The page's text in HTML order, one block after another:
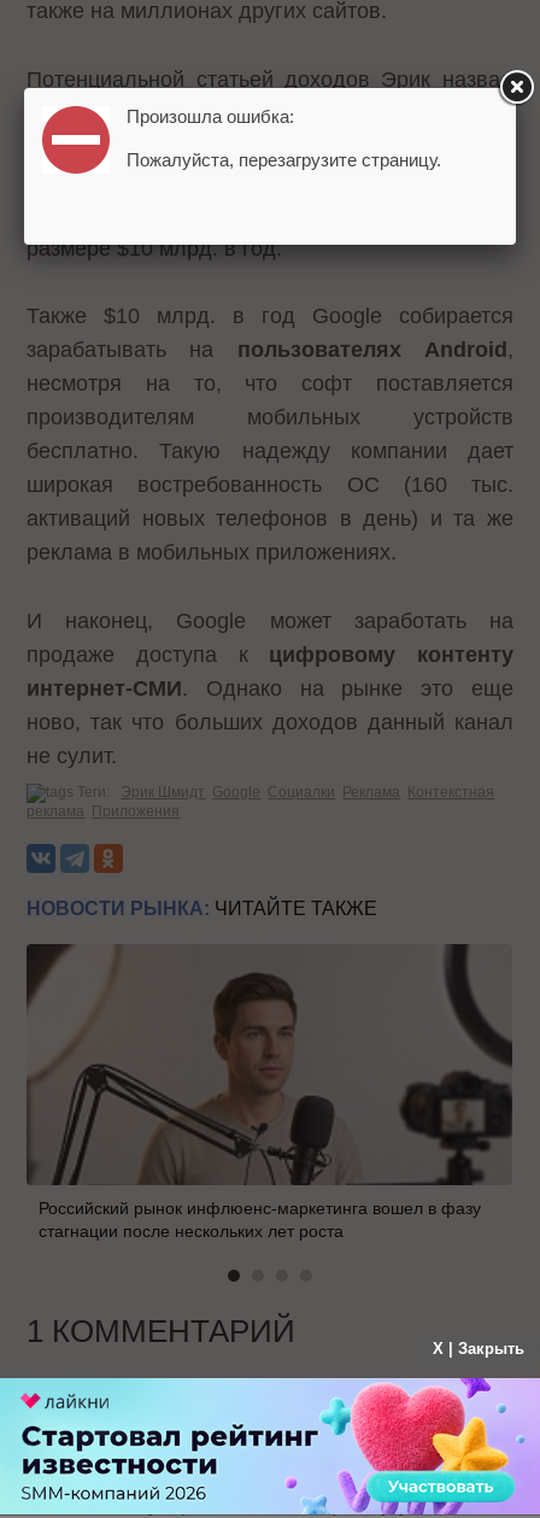
также на миллионах других сайтов.
Потенциальной статьей доходов Эрик назвал
прибыль с будущейсоциальной сети
.
Каналами здесь могут выступить та же реклама
и доход с социальных игр и
размере $10 млрд. в год.
Также $10 млрд. в год Google собирается
зарабатывать на пользователях Android ,
несмотря на то, что софт поставляется
производителям мобильных устройств
бесплатно. Такую надежду компании дает
широкая востребованность ОС (160 тыс.
активаций новых телефонов в день) и та же
реклама в мобильных приложениях.
И наконец, Google может заработать на
продаже доступа к цифровому контенту
интернет-СМИ. Однако на рынке это еще
ново, так что больших доходов данный канал
не сулит.
Теги: Эрик Шмидт Google Социалки Реклама
Контекстная
реклама
Приложения
НОВОСТИ РЫНКА: ЧИТАЙТЕ ТАКЖЕ
Российский рынок инфлюенс-маркетинга вошел в фазу
стагнации после нескольких лет роста
1 КОММЕНТАРИЙ
больше года назад
Социальная сеть гугл? Интересно, что они
смогут противопоставить фейсбуку.
X | Закрыть
Произошла ошибка:
Пожалуйста, перезагрузите страницу.